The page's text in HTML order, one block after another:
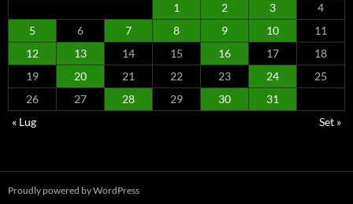
1
2 3
4
5
6 7 8 9 10
11
12
13 14 15 16 17
18
19
20 21 22 23 24
25
26
27 28 29 30
31
« Lug
Set »
Proudly powered by WordPress